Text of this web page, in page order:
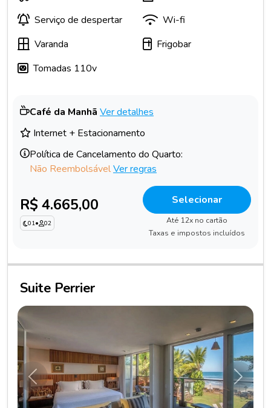
Serviço de despertar
Wi-fi
Varanda
Frigobar
Tomadas 110v
Café da Manhã Ver detalhes
Internet + Estacionamento
Política de Cancelamento do Quarto:
Não ReembolsávelVer regras
R$ 4.665,00
01• 02
Selecionar
Até 12x no cartão
Taxas e impostos incluídos
Suite Perrier
Anterior